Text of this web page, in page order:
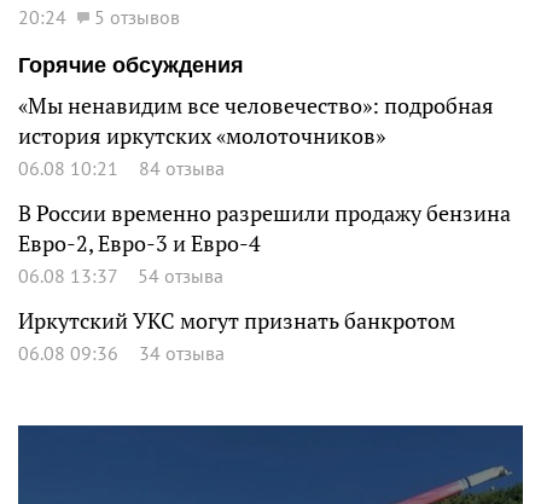
20:24
5 отзывов
Горячие обсуждения
«Мы ненавидим все человечество»: подробная
история иркутских «молоточников»
06.08 10:21 84 отзыва
В России временно разрешили продажу бензина
Евро-2, Евро-3 и Евро-4
06.08 13:37 54 отзыва
Иркутский УКС могут признать банкротом
06.08 09:36 34 отзыва